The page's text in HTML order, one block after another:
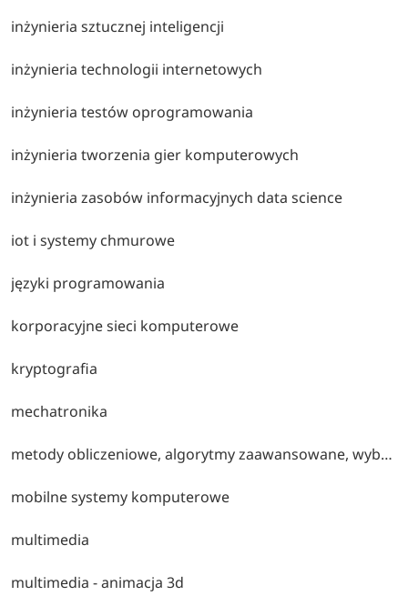
inżynieria sztucznej inteligencji
inżynieria technologii internetowych
inżynieria testów oprogramowania
inżynieria tworzenia gier komputerowych
inżynieria zasobów informacyjnych data science
iot i systemy chmurowe
języki programowania
korporacyjne sieci komputerowe
kryptografia
mechatronika
metody obliczeniowe, algorytmy zaawansowane, wybrane zagadnienia programowania
mobilne systemy komputerowe
multimedia
multimedia - animacja 3d